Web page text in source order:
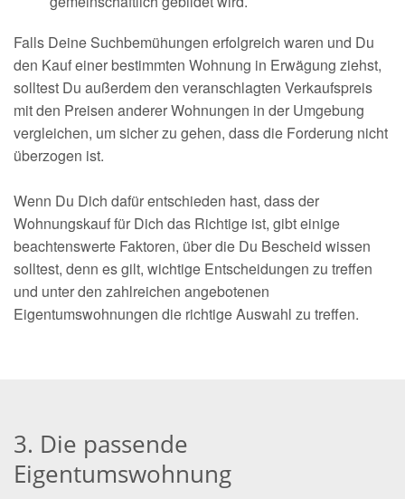
Falls Deine Suchbemühungen erfolgreich waren und Du
den Kauf einer bestimmten Wohnung in Erwägung ziehst,
solltest Du außerdem den veranschlagten Verkaufspreis
mit den Preisen anderer Wohnungen in der Umgebung
vergleichen, um sicher zu gehen, dass die Forderung nicht
überzogen ist.
Wenn Du Dich dafür entschieden hast, dass der
Wohnungskauf für Dich das Richtige ist, gibt einige
beachtenswerte Faktoren, über die Du Bescheid wissen
solltest, denn es gilt, wichtige Entscheidungen zu treffen
und unter den zahlreichen angebotenen
Eigentumswohnungen die richtige Auswahl zu treffen.
3. Die passende
Eigentumswohnung